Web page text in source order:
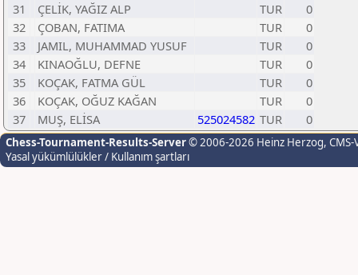
31
ÇELİK, YAĞIZ ALP TUR
0
32
ÇOBAN, FATIMA TUR
0
33
JAMIL, MUHAMMAD YUSUF TUR
0
34
KINAOĞLU, DEFNE TUR
0
35
KOÇAK, FATMA GÜL TUR
0
36
KOÇAK, OĞUZ KAĞAN TUR
0
37
MUŞ, ELİSA 525024582 TUR 0
Chess-Tournament-Results-Server© 2006-2026 Heinz Herzog,
Yasal yükümlülükler / Kullanım şartları